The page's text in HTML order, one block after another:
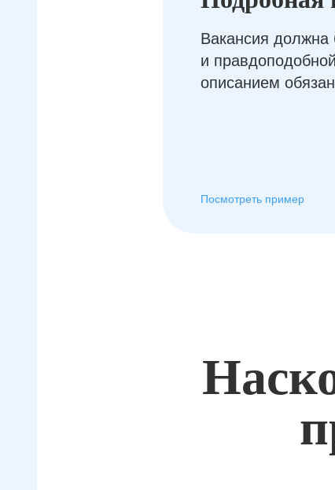
Вакансия должна
и
описанием
Посмотреть пример